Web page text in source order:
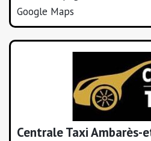
Google Maps
Centrale Taxi Ambarès-